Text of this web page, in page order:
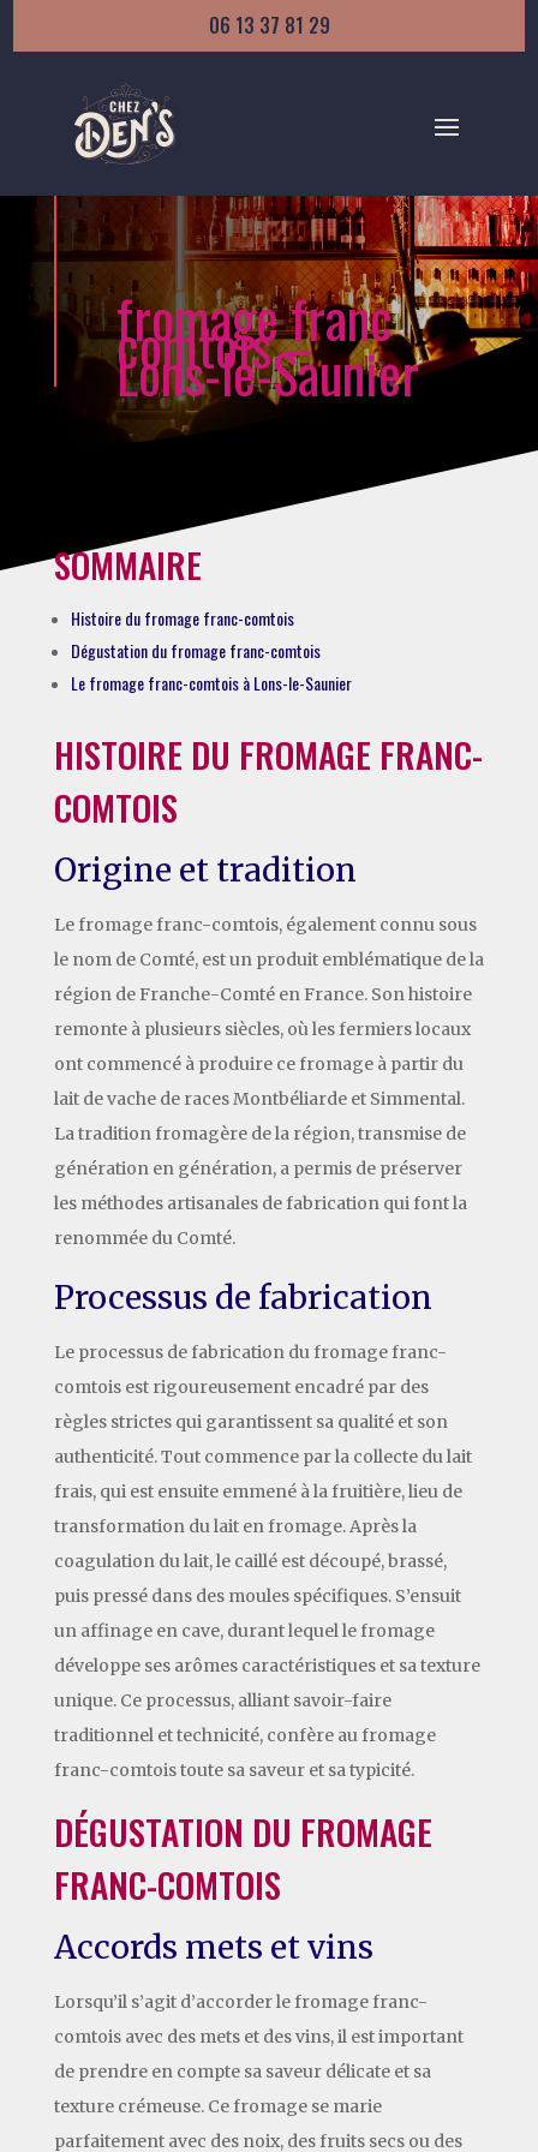
06 13 37 81 29
fromage franc
comtois –
Lons-le-Saunier
SOMMAIRE
Histoire du fromage franc-comtois
Dégustation du fromage franc-comtois
Le fromage franc-comtois à Lons-le-Saunier
HISTOIRE DU FROMAGE FRANC-
COMTOIS
Origine et tradition
Le fromage franc-comtois, également connu sous
le nom de Comté, est un produit emblématique de la
région de Franche-Comté en France. Son histoire
remonte à plusieurs siècles, où les fermiers locaux
ont commencé à produire ce fromage à partir du
lait de vache de races Montbéliarde et Simmental.
La tradition fromagère de la région, transmise de
génération en génération, a permis de préserver
les méthodes artisanales de fabrication qui font la
renommée du Comté.
Processus de fabrication
Le processus de fabrication du fromage franc-
comtois est rigoureusement encadré par des
règles strictes qui garantissent sa qualité et son
authenticité. Tout commence par la collecte du lait
frais, qui est ensuite emmené à la fruitière, lieu de
transformation du lait en fromage. Après la
coagulation du lait, le caillé est découpé, brassé,
puis pressé dans des moules spécifiques. S’ensuit
un affinage en cave, durant lequel le fromage
développe ses arômes caractéristiques et sa texture
unique. Ce processus, alliant savoir-faire
traditionnel et technicité, confère au fromage
franc-comtois toute sa saveur et sa typicité.
DÉGUSTATION DU FROMAGE
FRANC-COMTOIS
Accords mets et vins
Lorsqu’il s’agit d’accorder le fromage franc-
comtois avec des mets et des vins, il est important
de prendre en compte sa saveur délicate et sa
texture crémeuse. Ce fromage se marie
parfaitement avec des noix, des fruits secs ou des